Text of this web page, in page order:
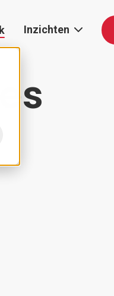
Inzichten